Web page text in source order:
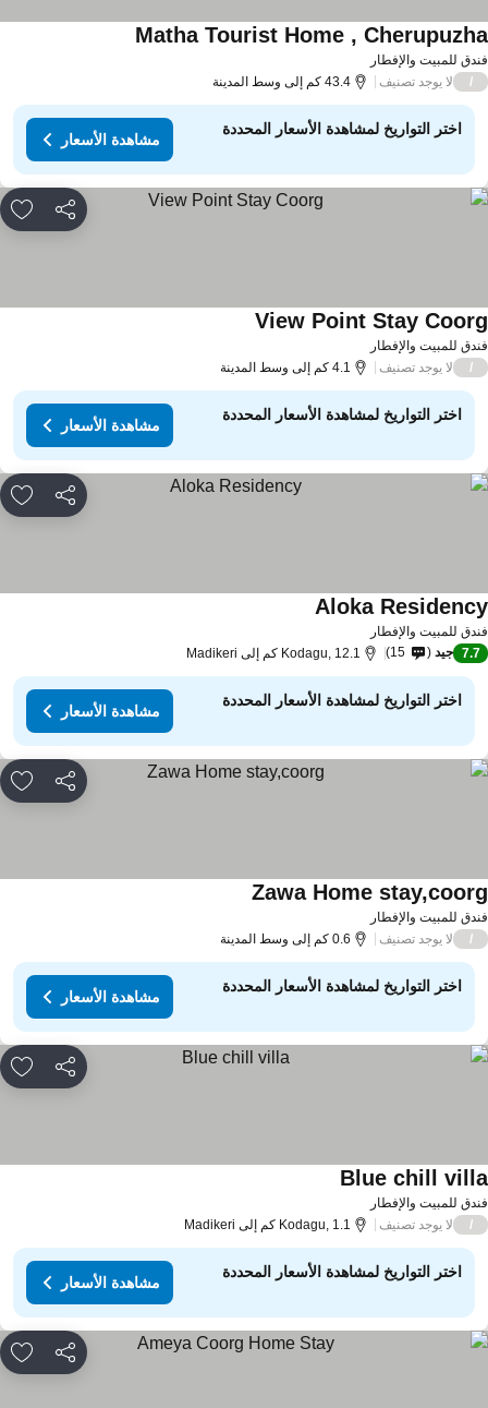
للمبيت والإفطار
Matha Tourist Home ,
لا يوجد تصنيف 43.4 كم إلى وسط المدينة
اختر التواريخ لمشاهدة الأسعار المحددة
مشاهدة الأسعار
مشاركة
للمبيت والإفطار
View Point Stay
لا يوجد تصنيف 4.1 كم إلى وسط المدينة
اختر التواريخ لمشاهدة الأسعار المحددة
مشاهدة الأسعار
مشاركة
للمبيت والإفطار
Aloka
7.7 جيد 15 Kodagu, 12.1 كم إلى Madikeri
اختر التواريخ لمشاهدة الأسعار المحددة
مشاهدة الأسعار
مشاركة
للمبيت والإفطار
Zawa Home
لا يوجد تصنيف 0.6 كم إلى وسط المدينة
اختر التواريخ لمشاهدة الأسعار المحددة
مشاهدة الأسعار
مشاركة
للمبيت والإفطار
Blue chill
لا يوجد تصنيف Kodagu, 1.1 كم إلى Madikeri
اختر التواريخ لمشاهدة الأسعار المحددة
مشاهدة الأسعار
مشاركة